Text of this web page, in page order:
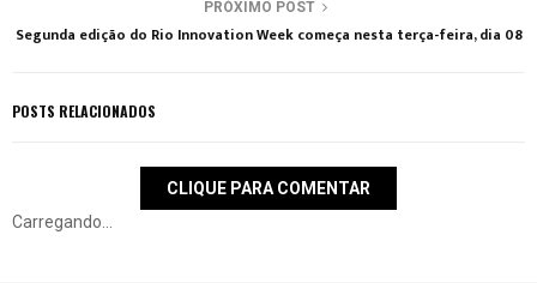
PRÓXIMO POST
Segunda edição do Rio Innovation Week começa nesta terça-feira, dia 08
POSTS RELACIONADOS
CLIQUE PARA COMENTAR
Carregando...